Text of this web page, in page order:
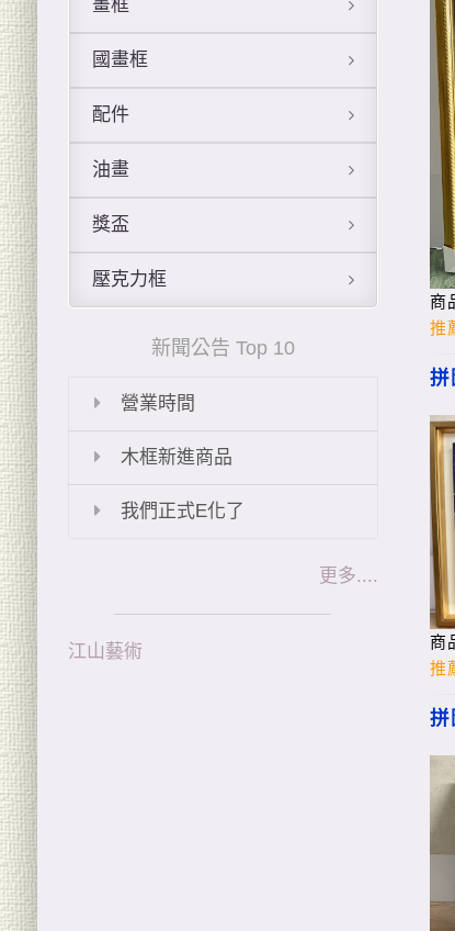
畫框
國畫框
配件
油畫
獎盃
壓克力框
新聞公告 Top 10
營業時間
木框新進商品
我們正式E化了
更多....
江山藝術